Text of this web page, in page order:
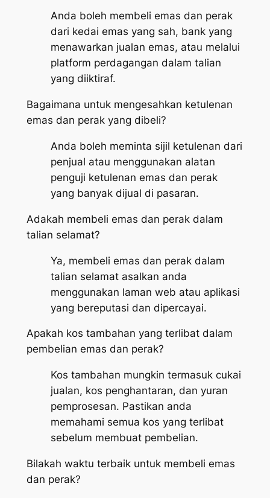
Anda boleh membeli emas dan perak
dari kedai emas yang sah, bank yang
menawarkan jualan emas, atau melalui
platform perdagangan dalam talian
yang diiktiraf.
Bagaimana untuk mengesahkan ketulenan
emas dan perak yang dibeli?
Anda boleh meminta sijil ketulenan dari
penjual atau menggunakan alatan
penguji ketulenan emas dan perak
yang banyak dijual di pasaran.
Adakah membeli emas dan perak dalam
talian selamat?
Ya, membeli emas dan perak dalam
talian selamat asalkan anda
menggunakan laman web atau aplikasi
yang bereputasi dan dipercayai.
Apakah kos tambahan yang terlibat dalam
pembelian emas dan perak?
Kos tambahan mungkin termasuk cukai
jualan, kos penghantaran, dan yuran
pemprosesan. Pastikan anda
memahami semua kos yang terlibat
sebelum membuat pembelian.
Bilakah waktu terbaik untuk membeli emas
dan perak?